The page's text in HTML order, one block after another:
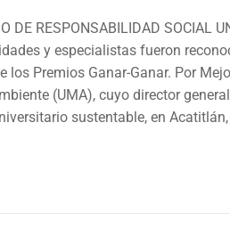
DE RESPONSABILIDAD SOCIAL
y especialistas fueron
Premios Ganar-Ganar. Por
(UMA), cuyo director
sustentable, en